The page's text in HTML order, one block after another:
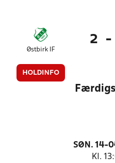
Østbirk IF
HOLDINFO
2 -
SØN. 14-
Kl.